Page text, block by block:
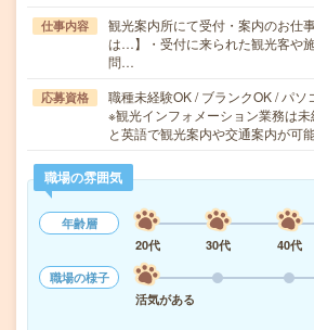
仕事内容
観光案内所にて受付・案内のお仕
は…】・受付に来られた観光客や
問…
応募資格
職種未経験OK / ブランクOK / パソ
※観光インフォメーション業務は
と英語で観光案内や交通案内が
職場の雰囲気
年齢層
20代
30代 40代
職場の様子
活気がある